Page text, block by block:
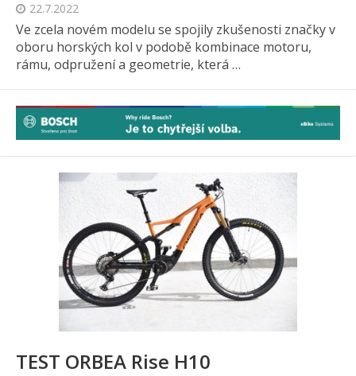
22.7.2022
Ve zcela novém modelu se spojily zkušenosti značky v
oboru horských kol v podobě kombinace motoru,
rámu, odpružení a geometrie, která …
TEST ORBEA Rise H10